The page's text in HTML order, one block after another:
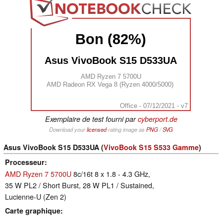
Bon (82%)
Asus VivoBook S15 D533UA
AMD Ryzen 7 5700U
AMD Radeon RX Vega 8 (Ryzen 4000/5000)
Office - 07/12/2021 - v7
Exemplaire de test fourni parcyberport.de
Download yourlicensedrating image as PNG/SVG
Asus VivoBook S15 D533UA (VivoBook S15 S533 Gamme)
Processeur
AMD Ryzen 7 5700U8c/16t 8 x 1.8 - 4.3 GHz,
35 W PL2 / Short Burst, 28 W PL1 / Sustained,
Lucienne-U (Zen 2)
Carte graphique